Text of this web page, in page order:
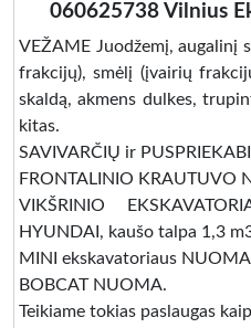
060625738 Vilnius
VEŽAME Juodžemį, augalinį
frakcijų), smėlį (įvairių
skaldą, akmens dulkes,
kitas.
SAVIVARČIŲ ir
FRONTALINIO KRAUTUVO
VIKŠRINIO
HYUNDAI, kaušo talpa 1,3
MINI ekskavatoriaus
BOBCAT NUOMA.
Teikiame tokias paslaugas